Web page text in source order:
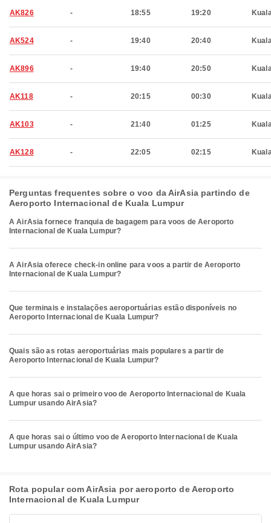
AK826 - 18:55 19:20
AK524 - 19:40 20:40
AK896 - 19:40 20:50
AK118 - 20:15 00:30
AK103 - 21:40 01:25
AK128 - 22:05 02:15
Perguntas frequentes sobre o voo da AirAsia partindo de
Aeroporto Internacional de Kuala Lumpur
A AirAsia fornece franquia de bagagem para voos de Aeroporto
Internacional de Kuala Lumpur?
A AirAsia oferece check-in online para voos a partir de Aeroporto
Internacional de Kuala Lumpur?
Que terminais e instalações aeroportuárias estão disponíveis no
Aeroporto Internacional de Kuala Lumpur?
Quais são as rotas aeroportuárias mais populares a partir de
Aeroporto Internacional de Kuala Lumpur?
A que horas sai o primeiro voo de Aeroporto Internacional de Kuala
Lumpur usando AirAsia?
A que horas sai o último voo de Aeroporto Internacional de Kuala
Lumpur usando AirAsia?
Rota popular com AirAsia por aeroporto de Aeroporto
Internacional de Kuala Lumpur